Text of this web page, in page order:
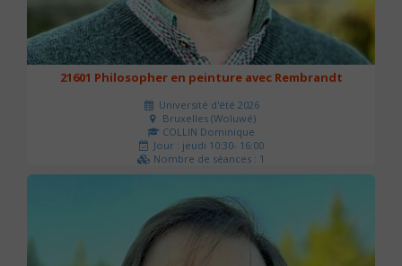
21601 Philosopher en peinture avec Rembrandt
Université d'été 2026
Bruxelles (Woluwé)
COLLIN Dominique
Jour : jeudi 10:30- 16:00
Nombre de séances : 1
40 €